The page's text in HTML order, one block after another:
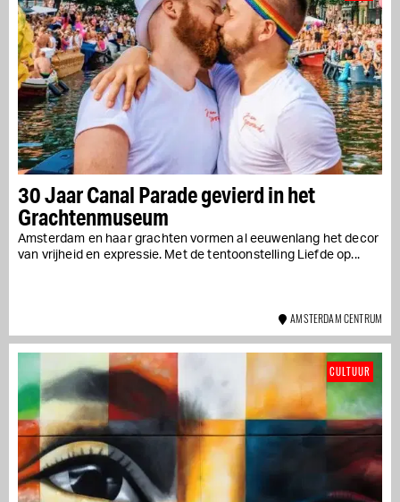
30 Jaar Canal Parade gevierd in het
Grachtenmuseum
Amsterdam en haar grachten vormen al eeuwenlang het decor
van vrijheid en expressie. Met de tentoonstelling Liefde op...
AMSTERDAM CENTRUM
CULTUUR